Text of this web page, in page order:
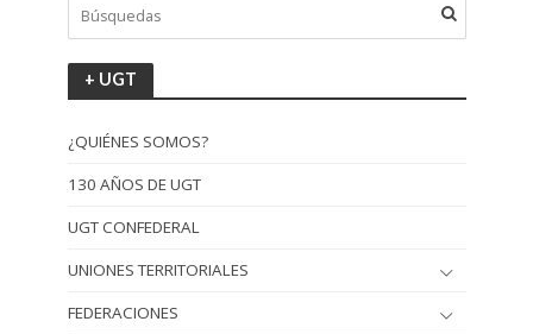
+ UGT
¿QUIÉNES SOMOS?
130 AÑOS DE UGT
UGT CONFEDERAL
UNIONES TERRITORIALES
FEDERACIONES